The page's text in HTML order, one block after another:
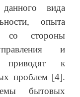
данного вида
опыта
со стороны
и
приводят к
проблем [4].
бытовых